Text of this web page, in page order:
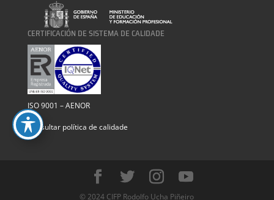
CERTIFICACIÓN DE SISTEMA DE CALIDADE
ISO 9001 – AENOR
Consultar política de calidade
© 2024 CIFP Rodolfo Ucha Piñeiro